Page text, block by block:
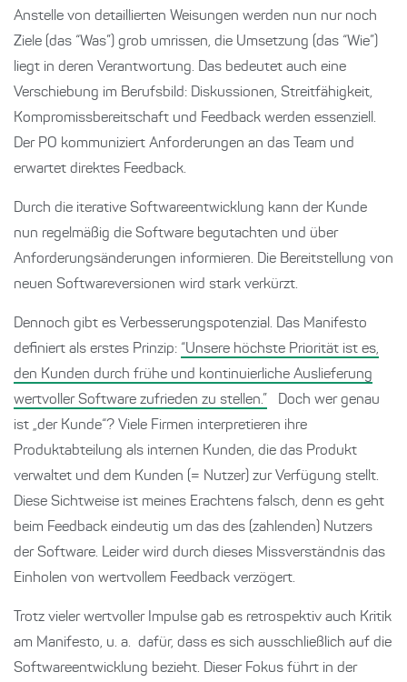
Anstelle von detaillierten Weisungen werden nun nur noch
Ziele (das “Was”) grob umrissen, die Umsetzung (das “Wie”)
liegt in deren Verantwortung. Das bedeutet auch eine
Verschiebung im Berufsbild: Diskussionen, Streitfähigkeit,
Kompromissbereitschaft und Feedback werden essenziell.
Der PO kommuniziert Anforderungen an das Team und
erwartet direktes Feedback.
Durch die iterative Softwareentwicklung kann der Kunde
nun regelmäßig die Software begutachten und über
Anforderungsänderungen informieren. Die Bereitstellung von
neuen Softwareversionen wird stark verkürzt.
Dennoch gibt es Verbesserungspotenzial. Das Manifesto
definiert als erstes Prinzip: “Unsere höchste Priorität ist es,
den Kunden durch frühe und kontinuierliche Auslieferung
wertvoller Software zufrieden zu stellen.”
Doch wer genau
ist „der Kunde“? Viele Firmen interpretieren ihre
Produktabteilung als internen Kunden, die das Produkt
verwaltet und dem Kunden (= Nutzer) zur Verfügung stellt.
Diese Sichtweise ist meines Erachtens falsch, denn es geht
beim Feedback eindeutig um das des (zahlenden) Nutzers
der Software. Leider wird durch dieses Missverständnis das
Einholen von wertvollem Feedback verzögert.
Trotz vieler wertvoller Impulse gab es retrospektiv auch Kritik
am Manifesto, u. a. dafür, dass es sich ausschließlich auf die
Softwareentwicklung bezieht. Dieser Fokus führt in der